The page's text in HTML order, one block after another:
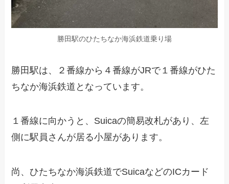
勝田駅のひたちなか海浜鉄道乗り場
勝田駅は、２番線から４番線がJRで１番線がひた
ちなか海浜鉄道となっています。
１番線に向かうと、Suicaの簡易改札があり、左
側に駅員さんが居る小屋があります。
尚、ひたちなか海浜鉄道でSuicaなどのICカード